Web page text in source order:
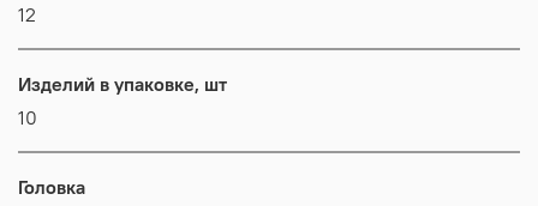
12
Изделий в упаковке, шт
10
Головка